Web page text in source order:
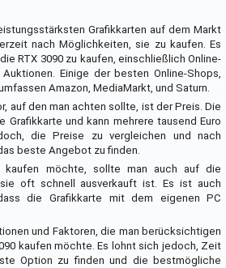
Grafikkarten auf dem Markt
nach Möglichkeiten, sie zu kaufen. Es
RTX 3090 zu kaufen, einschließlich Online-
Einige der besten Online-Shops,
Amazon, MediaMarkt, und Saturn.
auf den man achten sollte, ist der Preis. Die
Grafikkarte und kann mehrere tausend Euro
die Preise zu vergleichen und nach
beste Angebot zu finden.
kaufen möchte, sollte man auch auf die
oft schnell ausverkauft ist. Es ist auch
die Grafikkarte mit dem eigenen PC
und Faktoren, die man berücksichtigen
kaufen möchte. Es lohnt sich jedoch, Zeit
Option zu finden und die bestmögliche